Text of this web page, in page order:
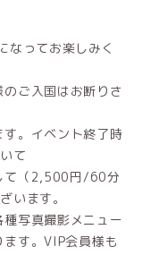
なってお楽しみく
ご入国はお断りさ
。イベント終了時
て
て（2,500円/60分
います。
写真撮影メニュー
す。VIP会員様も